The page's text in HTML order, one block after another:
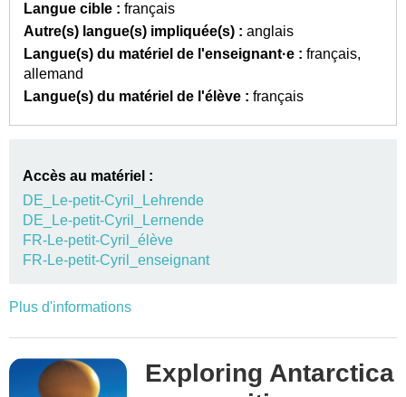
Langue cible : français
Autre(s) langue(s) impliquée(s) : anglais
Langue(s) du matériel de l'enseignant·e : français
allemand
Langue(s) du matériel de l'élève : français
Accès au matériel :
DE_Le-petit-Cyril_Lehrende
DE_Le-petit-Cyril_Lernende
FR-Le-petit-Cyril_élève
FR-Le-petit-Cyril_enseignant
Plus d'informations
Exploring Antarctica